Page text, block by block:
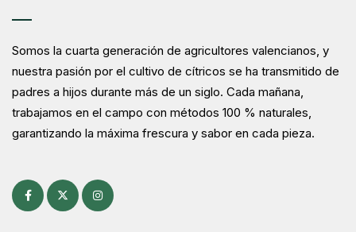
Somos la cuarta generación de agricultores valencianos, y
nuestra pasión por el cultivo de cítricos se ha transmitido de
padres a hijos durante más de un siglo. Cada mañana,
trabajamos en el campo con métodos 100 % naturales,
garantizando la máxima frescura y sabor en cada pieza.